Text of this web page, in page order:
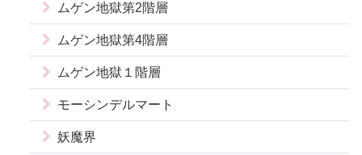
ムゲン地獄第2階層
ムゲン地獄第4階層
ムゲン地獄１階層
モーシンデルマート
妖魔界